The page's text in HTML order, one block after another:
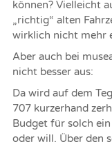
können? Vielleicht
„richtig“ alten
wirklich nicht mehr
Aber auch bei
nicht besser aus:
Da wird auf dem
707 kurzerhand
Budget für solch
oder will. Über den